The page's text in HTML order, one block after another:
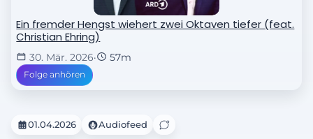
Ein fremder Hengst wiehert zwei Oktaven tiefer (feat.
Christian Ehring)
30. Mär. 2026· 57m
Folge anhören
01.04.2026 Audiofeed